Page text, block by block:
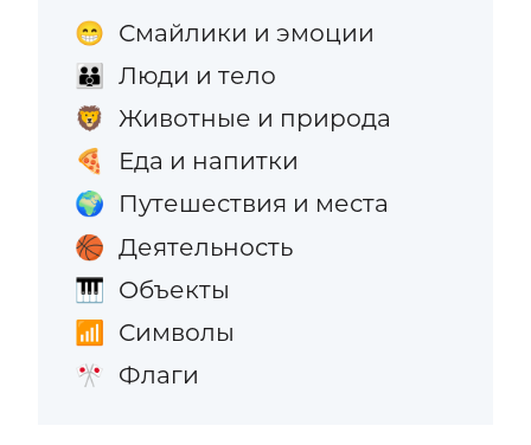
😁 Смайлики и эмоции
👪 Люди и тело
🦁 Животные и природа
🍕 Еда и напитки
🌍 Путешествия и места
🏀 Деятельность
🎹 Объекты
📶 Символы
🎌 Флаги